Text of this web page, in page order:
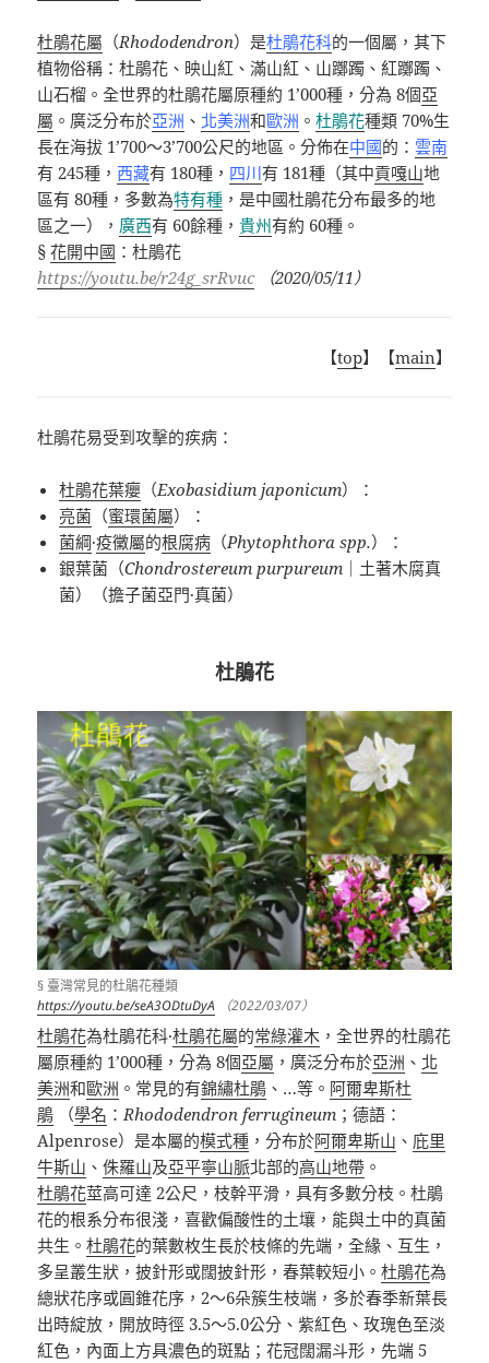
杜鵑花屬 （Rhododendron）是杜鵑花科的一個屬，其下
植物俗稱：杜鵑花、映山紅、滿山紅、山躑躅、紅躑躅、
山石榴。全世界的杜鵑花屬原種約 1’000種，分為 8個亞
屬 。廣泛分布於亞洲 、 北美洲和歐洲 。杜鵑花種類 70%生
長在海拔 1’700～3’700公尺的地區。分佈在中國的：雲南
有 245種，西藏有 180種， 四川有 181種（其中貢嘎山地
區有 80種，多數為特有種 ，是中國杜鵑花分布最多的地
區之一）， 廣西有 60餘種，貴州有約 60種。
§花開中國 ：杜鵑花
https://youtu.be/r24g_srRvuc
（2020/05/11）
【top】【main】
杜鵑花易受到攻擊的疾病：
杜鵑花葉癭 （Exobasidium japonicum）：
亮菌 （蜜環菌屬）：
菌綱·疫黴屬的根腐病 （Phytophthora spp.）：
銀葉菌（Chondrostereum purpureum ｜土著木腐真
菌）（擔子菌亞門·真菌）
杜鵑花
§ 臺灣常見的杜鵑花種類
https://youtu.be/seA3ODtuDyA （2022/03/07）
杜鵑花為杜鵑花科·杜鵑花屬的常綠灌木 ，全世界的杜鵑花
屬原種約 1’000種，分為 8個亞屬 ，廣泛分布於亞洲 、 北
美洲和歐洲 。常見的有錦繡杜鵑 、 …等。 阿爾卑斯杜
鵑
（學名 ： Rhododendron ferrugineum ；德語：
Alpenrose）是本屬的模式種 ，分布於阿爾卑斯山 、 庇里
牛斯山 、侏羅山及亞平寧山脈北部的高山地帶 。
杜鵑花莖高可達 2公尺，枝幹平滑，具有多數分枝。杜鵑
花的根系分布很淺，喜歡偏酸性的土壤，能與土中的真菌
共生。杜鵑花的葉數枚生長於枝條的先端，全緣、互生，
多呈叢生狀，披針形或闊披針形，春葉較短小。杜鵑花為
總狀花序或圓錐花序， 2～6朵簇生枝端，多於春季新葉長
出時綻放，開放時徑 3.5～5.0公分、紫紅色、玫瑰色至淡
紅色，內面上方具濃色的斑點；花冠闊漏斗形，先端 5